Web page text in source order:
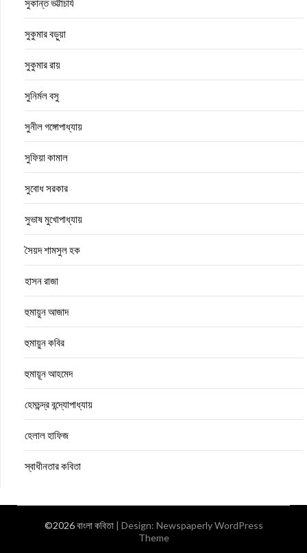
সুকান্ত ভট্টাচার্য
সুকুমার বড়ুয়া
সুকুমার রায়
সুনির্মল বসু
সুনীল গঙ্গোপাধ্যায়
সুফিয়া কামাল
সুবোধ সরকার
সুভাষ মুখোপাধ্যায়
সৈয়দ শামসুল হক
হাসন রাজা
হুমায়ুন আজাদ
হুমায়ুন কবির
হুমায়ূন আহমেদ
হেমচন্দ্র বন্দ্যোপাধ্যায়
হেলাল হাফিজ
স্বাধীনতার কবিতা
©2026 বাংলা কবিতা | Design: Newspaperly WordPress
Theme